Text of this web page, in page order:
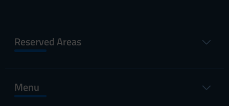
Reserved Areas
Menu